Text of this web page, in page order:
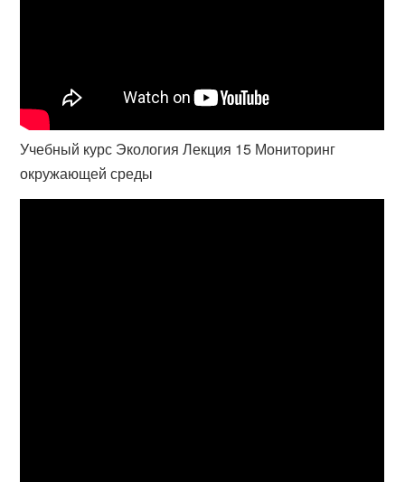
Учебный курс Экология Лекция 15 Мониторинг
окружающей среды